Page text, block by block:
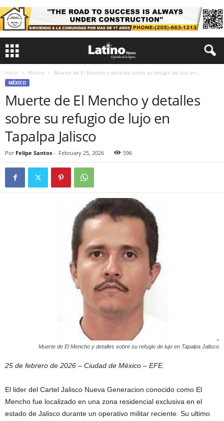
Inicio México Muerte de El Mencho y detalles sobre su refugio de lujo en...
MÉXICO
Muerte de El Mencho y detalles
sobre su refugio de lujo en
Tapalpa Jalisco
Por Felipe Santos - February 25, 2026 596
Muerte de El Mencho y detalles sobre su refugio de lujo en Tapalpa Jalisco
25 de febrero de 2026 – Ciudad de México – EFE.
El lider del Cartel Jalisco Nueva Generacion conocido como El
Mencho fue localizado en una zona residencial exclusiva en el
estado de Jalisco durante un operativo militar reciente. Su ultimo